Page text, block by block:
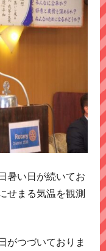
暑い日が続いてお
せまる気温を観測
がつづいておりま